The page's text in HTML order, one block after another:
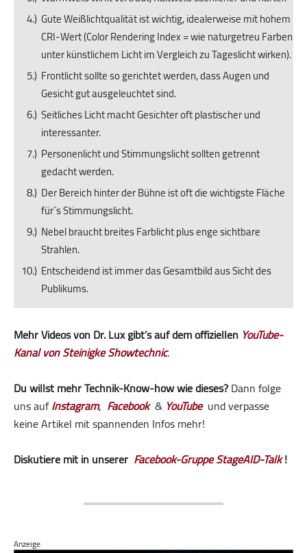
Gute Weißlichtqualität ist wichtig, idealerweise mit hohem
CRI-Wert (Color Rendering Index = wie naturgetreu Farben
unter künstlichem Licht im Vergleich zu Tageslicht wirken).
Frontlicht sollte so gerichtet werden, dass Augen und
Gesicht gut ausgeleuchtet sind.
Seitliches Licht macht Gesichter oft plastischer und
interessanter.
Personenlicht und Stimmungslicht sollten getrennt
gedacht werden.
Der Bereich hinter der Bühne ist oft die wichtigste Fläche
für´s Stimmungslicht.
Nebel braucht breites Farblicht plus enge sichtbare
Strahlen.
Entscheidend ist immer das Gesamtbild aus Sicht des
Publikums.
Mehr Videos von Dr. Lux gibt’s auf dem offiziellen YouTube-
Kanal von Steinigke Showtechnic.
Du willst mehr Technik-Know-how wie dieses?Dann folge
uns aufInstagram, Facebook& YouTubeund verpasse
keine Artikel mit spannenden Infos mehr!
Diskutiere mit in unserer Facebook-Gruppe StageAID-Talk!
Anzeige